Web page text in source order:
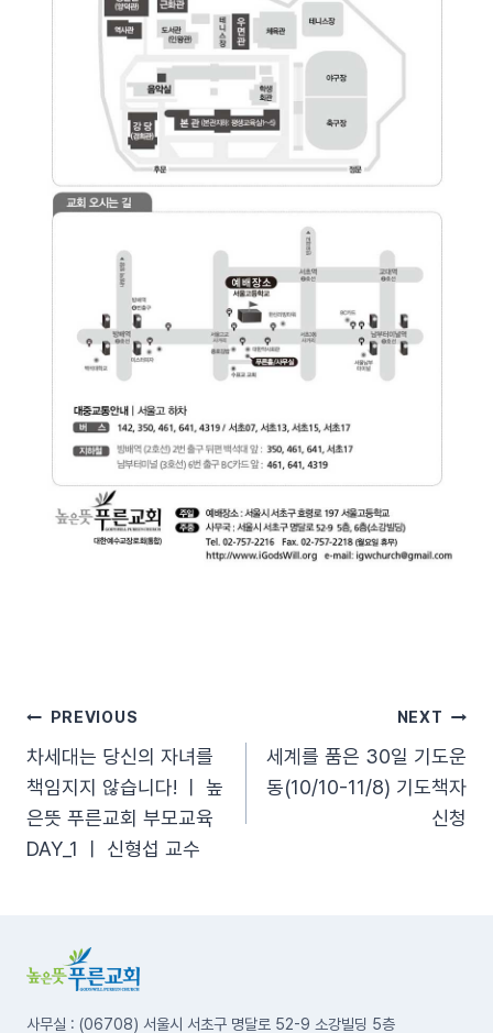
글
탐
색
PREVIOUS
차세대는 당신의 자녀를
책임지지 않습니다! ㅣ 높
은뜻 푸른교회 부모교육
DAY_1 ㅣ 신형섭 교수
NEXT
세계를 품은 30일 기도운
동(10/10-11/8) 기도책자
신청
사무실 : (06708) 서울시 서초구 명달로 52-9 소강빌딩 5층